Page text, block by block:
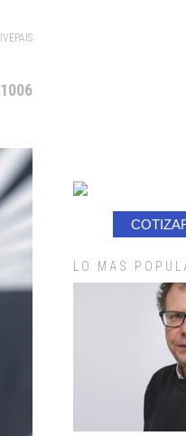
LO MAS